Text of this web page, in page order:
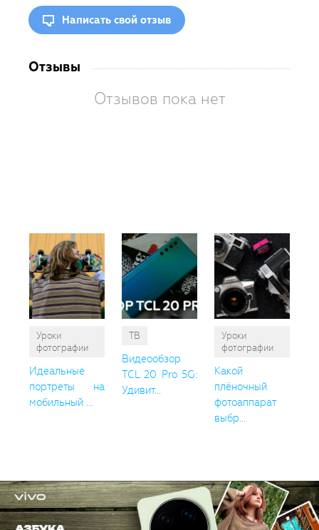
Написать свой отзыв
Отзывы
Отзывов пока нет
Уроки
фотографии
Идеальные
портреты на
мобильный ...
ТВ
Видеообзор
TCL 20 Pro 5G:
Удивит...
Уроки
фотографии
Какой
плёночный
фотоаппарат
выбр...